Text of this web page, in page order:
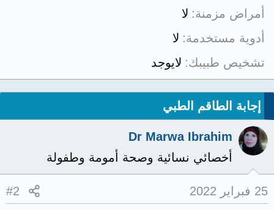
أمراض مزمنة لا
أدوية مستخدمة لا
تشخيص طبيبك لايوجد
إجابة الطاقم الطبي
Dr Marwa Ibrahim
أخصائي نسائية وصحة أمومة وطفولة
25 فبراير 2022 #2